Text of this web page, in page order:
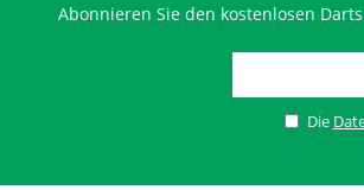
Abonnieren Sie den kostenlosen
Die